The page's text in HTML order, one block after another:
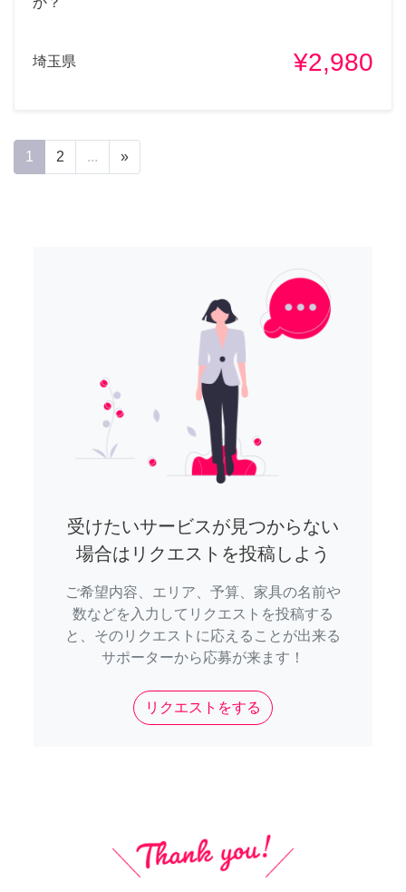
埼玉県 ¥2,980
1 2 ... »
受けたいサービスが見つからない
場合はリクエストを投稿しよう
ご希望内容、エリア、予算、家具の名前や
数などを入力してリクエストを投稿する
と、そのリクエストに応えることが出来る
サポーターから応募が来ます！
リクエストをする